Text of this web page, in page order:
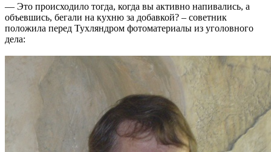
— Это происходило тогда, когда вы активно напивались, а
объевшись, бегали на кухню за добавкой? – советник
положила перед Тухляндром фотоматериалы из уголовного
дела: